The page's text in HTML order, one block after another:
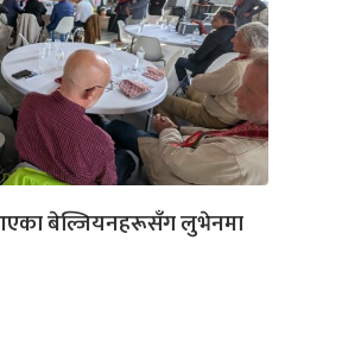
बेल्जियनहरूसँग लुभेनमा